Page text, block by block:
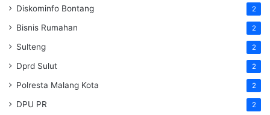
Diskominfo Bontang 2
Bisnis Rumahan 2
Sulteng 2
Dprd Sulut 2
Polresta Malang Kota 2
DPU PR 2